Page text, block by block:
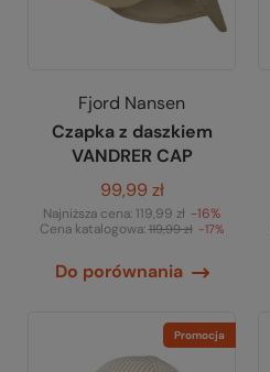
Fjord Nansen
Czapka z daszkiem
VANDRER CAP
99,99 zł
Najniższa cena:119,99 zł -16%
Cena katalogowa:119,99 zł -17%
Do porównania
Promocja